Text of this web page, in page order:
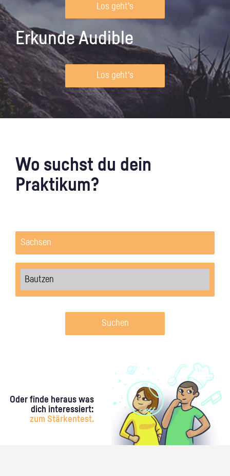
Los geht's
Erkunde Audible
Los geht's
Wo suchst du dein
Praktikum?
Suchen
Oder finde heraus was
dich interessiert:
zum Stärkentest.